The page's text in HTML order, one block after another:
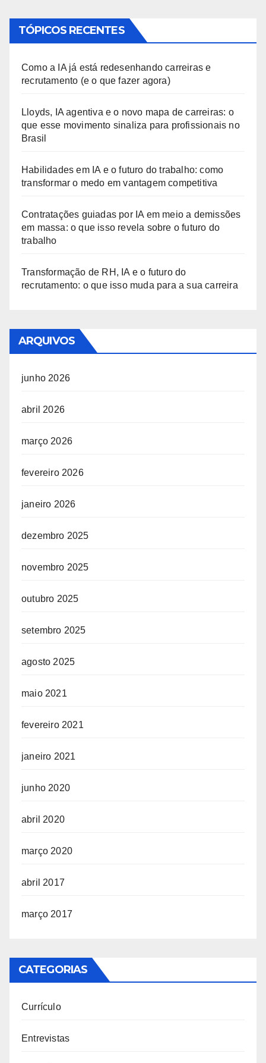
TÓPICOS RECENTES
Como a IA já está redesenhando carreiras e
recrutamento (e o que fazer agora)
Lloyds, IA agentiva e o novo mapa de carreiras: o
que esse movimento sinaliza para profissionais no
Brasil
Habilidades em IA e o futuro do trabalho: como
transformar o medo em vantagem competitiva
Contratações guiadas por IA em meio a demissões
em massa: o que isso revela sobre o futuro do
trabalho
Transformação de RH, IA e o futuro do
recrutamento: o que isso muda para a sua carreira
ARQUIVOS
junho 2026
abril 2026
março 2026
fevereiro 2026
janeiro 2026
dezembro 2025
novembro 2025
outubro 2025
setembro 2025
agosto 2025
maio 2021
fevereiro 2021
janeiro 2021
junho 2020
abril 2020
março 2020
abril 2017
março 2017
CATEGORIAS
Currículo
Entrevistas